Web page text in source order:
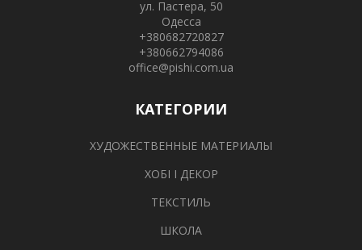
ул. Пастера, 50
Одесса
+380682720827
+380662794086
office@pishi.com.ua
КАТЕГОРИИ
ХУДОЖЕСТВЕННЫЕ МАТЕРИАЛЫ
ХОБІ І ДЕКОР
ТЕКСТИЛЬ
ШКОЛА